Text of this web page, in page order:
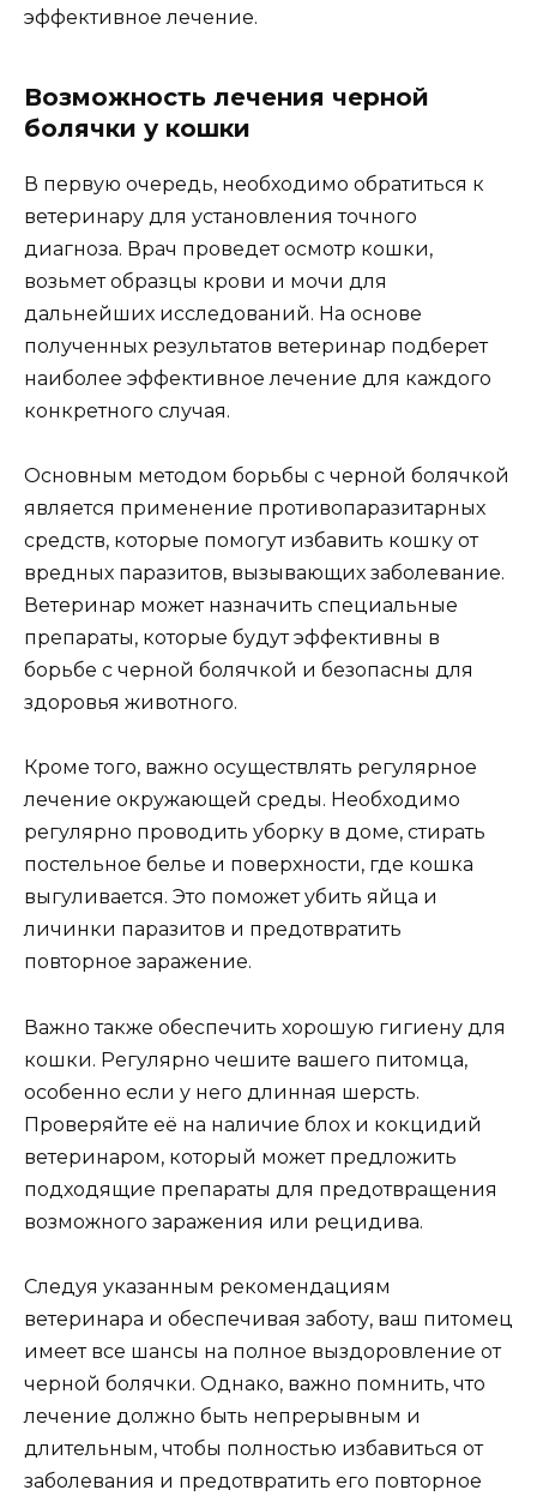
эффективное лечение.
Возможность лечения черной
болячки у кошки
В первую очередь, необходимо обратиться к
ветеринару для установления точного
диагноза. Врач проведет осмотр кошки,
возьмет образцы крови и мочи для
дальнейших исследований. На основе
полученных результатов ветеринар подберет
наиболее эффективное лечение для каждого
конкретного случая.
Основным методом борьбы с черной болячкой
является применение противопаразитарных
средств, которые помогут избавить кошку от
вредных паразитов, вызывающих заболевание.
Ветеринар может назначить специальные
препараты, которые будут эффективны в
борьбе с черной болячкой и безопасны для
здоровья животного.
Кроме того, важно осуществлять регулярное
лечение окружающей среды. Необходимо
регулярно проводить уборку в доме, стирать
постельное белье и поверхности, где кошка
выгуливается. Это поможет убить яйца и
личинки паразитов и предотвратить
повторное заражение.
Важно также обеспечить хорошую гигиену для
кошки. Регулярно чешите вашего питомца,
особенно если у него длинная шерсть.
Проверяйте её на наличие блох и кокцидий
ветеринаром, который может предложить
подходящие препараты для предотвращения
возможного заражения или рецидива.
Следуя указанным рекомендациям
ветеринара и обеспечивая заботу, ваш питомец
имеет все шансы на полное выздоровление от
черной болячки. Однако, важно помнить, что
лечение должно быть непрерывным и
длительным, чтобы полностью избавиться от
заболевания и предотвратить его повторное